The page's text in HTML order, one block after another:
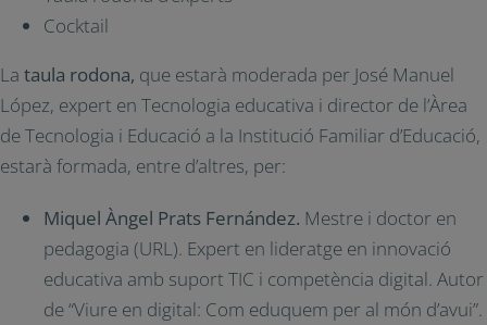
Cocktail
La taula rodona, que estarà moderada per José Manuel
López, expert en Tecnologia educativa i director de l’Àrea
de Tecnologia i Educació a la Institució Familiar d’Educació,
estarà formada, entre d’altres, per:
Miquel Àngel Prats Fernández. Mestre i doctor en
pedagogia (URL). Expert en lideratge en innovació
educativa amb suport TIC i competència digital. Autor
de “Viure en digital: Com eduquem per al món d’avui”.